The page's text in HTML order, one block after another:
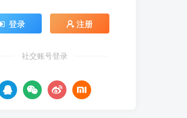
150+
目，一部手机轻松日赚
载安装app即可获取高额收
益
5
自媒体代发文章项目 一
登录 注册
社交账号登录